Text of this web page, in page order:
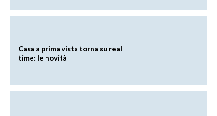
Casa a prima vista torna su real
time: le novità